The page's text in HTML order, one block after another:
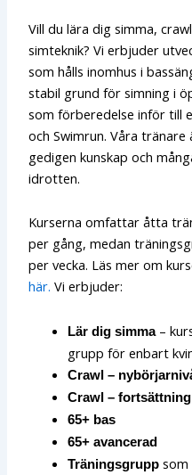
Vill du lära dig simma,
simteknik? Vi erbjuder
som hålls inomhus i
stabil grund för simning i
som förberedelse inför till
och Swimrun. Våra
gedigen kunskap och
idrotten.
Kurserna omfattar åtta
per gång, medan
per vecka. Läs mer om
här. Vi erbjuder:
Lär dig simma–
grupp för enbart
Crawl –
Crawl – fortsättning
65+ bas
65+ avancerad
Träningsgrupp som